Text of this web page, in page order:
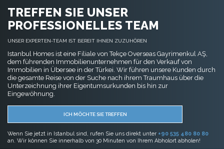
TREFFEN SIE UNSER
PROFESSIONELLES TEAM
UNSER EXPERTEN-TEAM IST BEREIT IHNEN ZUZUHÖREN
Istanbul Homes ist eine Filiale von Tekçe Overseas Gayrimenkul AŞ,
dem führenden Immobilienunternehmen für den Verkauf von
Immobilien in Übersee in der Türkei. Wir führen unsere Kunden durch
die gesamte Reise von der Suche nach ihrem Traumhaus über die
Unterzeichnung ihrer Eigentumsurkunden bis hin zur
Eingewöhnung.
ICH MÖCHTE SIE TREFFEN
Wenn Sie jetzt in Istanbul sind, rufen Sie uns direkt unter +90 535 480 80 80
an. Wir können Sie innerhalb von 30 Minuten von Ihrem Abholort abholen!